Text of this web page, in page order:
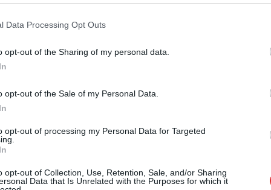
Data Processing Opt Outs
opt-out of the Sharing of my personal data.
opt-out of the Sale of my Personal Data.
opt-out of processing my Personal Data for Targeted
opt-out of Collection, Use, Retention, Sale, and/or Sharing
Data that Is Unrelated with the Purposes for which it
elismert igazgatóval szemben. Mészárosné
bár azzal védekezik, a kiválasztás szakmai
helyiek demonstrációt tartanak.
vas márta
dohánytermékekről
A Nemzeti Adó- és Vámhivatal (NAV)